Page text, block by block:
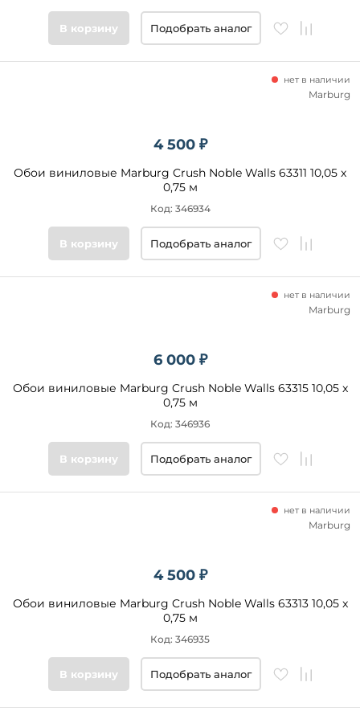
В корзину Подобрать аналог
4 500 ₽
Обои виниловые Marburg Crush Noble Walls 63311 10,05 x
0,75 м
нет в наличии
Код: 346934
Marburg
В корзину Подобрать аналог
6 000 ₽
Обои виниловые Marburg Crush Noble Walls 63315 10,05 x
0,75 м
нет в наличии
Код: 346936
Marburg
В корзину Подобрать аналог
4 500 ₽
Обои виниловые Marburg Crush Noble Walls 63313 10,05 x
0,75 м
нет в наличии
Код: 346935
Marburg
В корзину Подобрать аналог